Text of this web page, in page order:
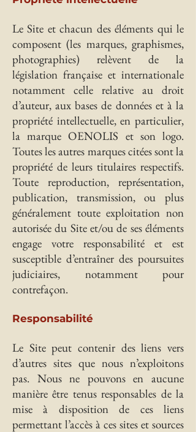
Le Site et chacun des éléments qui le
composent (les marques, graphismes,
photographies) relèvent de la
législation française et internationale
notamment celle relative au droit
d’auteur, aux bases de données et à la
propriété intellectuelle, en particulier,
la marque OENOLIS et son logo.
Toutes les autres marques citées sont la
propriété de leurs titulaires respectifs.
Toute reproduction, représentation,
publication, transmission, ou plus
généralement toute exploitation non
autorisée du Site et/ou de ses éléments
engage votre responsabilité et est
susceptible d’entraîner des poursuites
judiciaires, notamment pour
contrefaçon.
Responsabilité
Le Site peut contenir des liens vers
d’autres sites que nous n’exploitons
pas. Nous ne pouvons en aucune
manière être tenus responsables de la
mise à disposition de ces liens
permettant l’accès à ces sites et sources